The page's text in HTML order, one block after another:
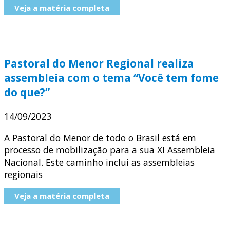
Veja a matéria completa
Pastoral do Menor Regional realiza
assembleia com o tema “Você tem fome
do que?”
14/09/2023
A Pastoral do Menor de todo o Brasil está em
processo de mobilização para a sua XI Assembleia
Nacional. Este caminho inclui as assembleias
regionais
Veja a matéria completa